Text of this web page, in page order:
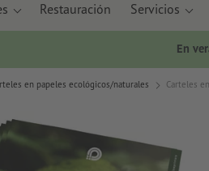
Restauración Servicios
En
en papeles ecológicos/naturales Carteles